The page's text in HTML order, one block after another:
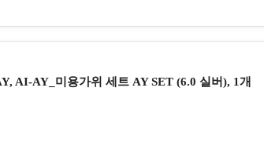
AI-AY_미용가위 세트 AY SET (6.0 실버), 1개